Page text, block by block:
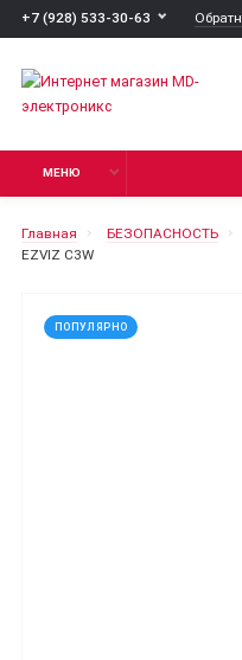
+7 (928) 533-30-63
МЕНЮ
Главная БЕЗОПАСНОСТЬ
EZVIZ C3W
ПОПУЛЯРНО